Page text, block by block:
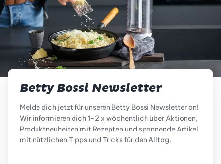
Betty Bossi Newsletter
Melde dich jetzt für unseren Betty Bossi Newsletter an!
Wir informieren dich 1-2 x wöchentlich über Aktionen,
Produktneuheiten mit Rezepten und spannende Artikel
mit nützlichen Tipps und Tricks für den Alltag.